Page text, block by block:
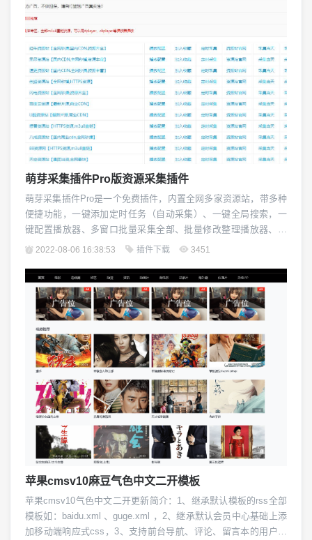
萌芽采集插件Pro版资源采集插件
萌芽采集插件Pro是一个免费插件，内置全网多家资源站，带多种
便捷功能，一键添加定时任务（自动采集）、一键全局搜索，一
键配置播放器、多窗口批量采集全部、批量修改整理播放器、一
键复制幻灯图片、一键直达资源站官网，你喜欢的样子我都有！...
2022-08-06 16:38:53 插件下载 3451
苹果cmsv10麻豆气色中文二开模板
苹果cmsv10气色中文二开更新简介：1、继承默认模板的rss全部
模板如：baidu.xml 、guge.xml ，2、继承默认会员中心基础上添
加移动端响应式css，3、支持前台导航、评论、留言本的用户头